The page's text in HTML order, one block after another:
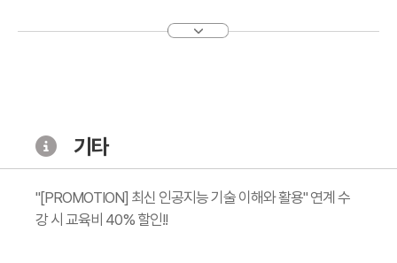
- 차원 축소 및 변경
3.NN 모델 설계 및 모델 검증
- Deep Learning 이론/구성 요소
- 손실 함수 설계
기타
"[PROMOTION] 최신 인공지능 기술 이해와 활용" 연계 수
강 시 교육비 40% 할인!!